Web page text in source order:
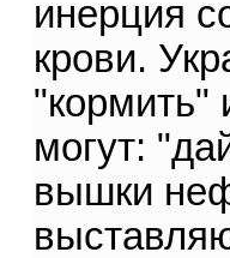
инерция
крови.
"кормить"
могут:
вышки